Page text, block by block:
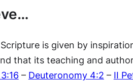
Scripture is given by
that its teaching and
– Deuteronomy 4:2 – II